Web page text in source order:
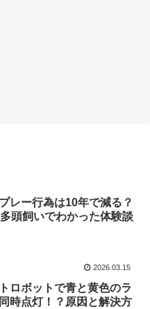
レー行為は10年で減る？
頭飼いでわかった体験談
2026.03.15
ロボットで青と黄色のラ
時点灯！？原因と解決方